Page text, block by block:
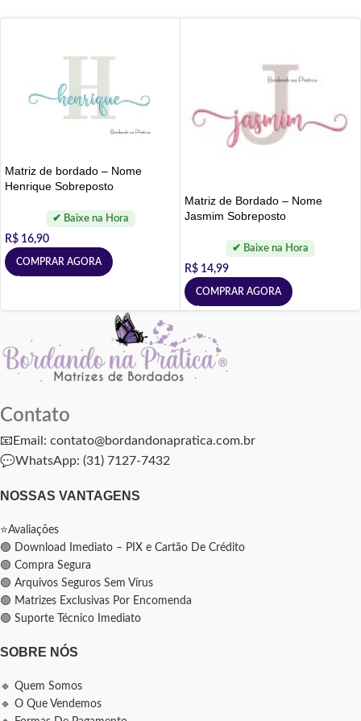
Matriz de bordado – Nome
Henrique Sobreposto
R$ 16,90
COMPRAR AGORA
Matriz de Bordado – Nome
Jasmim Sobreposto
R$ 14,99
COMPRAR AGORA
Contato
📧Email: contato@bordandonapratica.com.br
💬WhatsApp: (31) 7127-7432
NOSSAS VANTAGENS
⭐Avaliações
🟢 Download Imediato – PIX e Cartão De Crédito
🟢 Compra Segura
🟢 Arquivos Seguros Sem Vírus
🟢 Matrizes Exclusivas Por Encomenda
🟢 Suporte Técnico Imediato
SOBRE NÓS
🔹 Quem Somos
🔹 O Que Vendemos